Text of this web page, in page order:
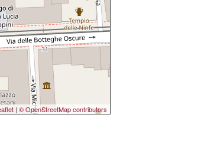
| © OpenStreetMap contributors